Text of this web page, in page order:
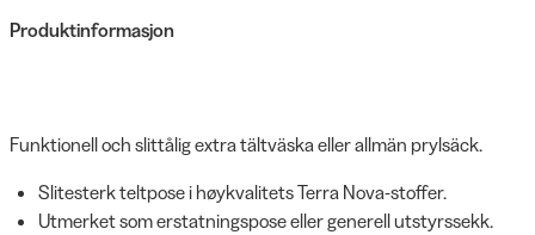
Produktinformasjon
Funktionell och slittålig extra tältväska eller allmän prylsäck.
Slitesterk teltpose i høykvalitets Terra Nova-stoffer.
Utmerket som erstatningspose eller generell utstyrssekk.